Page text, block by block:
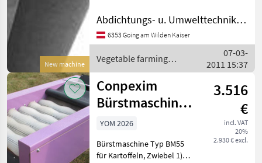
New machine
substructure, flood
protection dams, compost
nonwovens, cover fleeces,
Abdichtungs- u. Umwelttechnik LANZ
6353 Going am Wilden Kaiser
Vegetable farming
equipment / Sonstige
07-03-
2011 15:37
Conpexim
Bürstmaschine
Kartoffel
Zwiebel,
Gemüseknollen
3.516
€
incl. VAT
20%
2.930 € excl.
YOM 2026
Bürstmaschine Typ BM55
für Kartoffeln, Zwiebel 1)